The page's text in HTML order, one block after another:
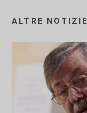
ALTRE NOTIZIE